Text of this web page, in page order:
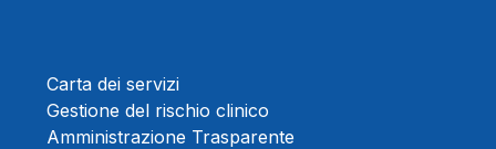
Carta dei servizi
Gestione del rischio clinico
Amministrazione Trasparente